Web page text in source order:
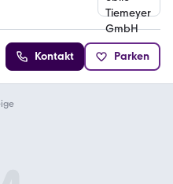
Kontakt Parken